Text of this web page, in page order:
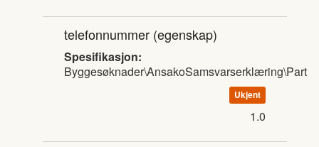
telefonnummer (egenskap)
Spesifikasjon:
Byggesøknader\AnsakoSamsvarserklæring\Part
Ukjent
1.0